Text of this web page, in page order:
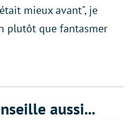
mieux avant", je
plutôt que fantasmer
aussi...